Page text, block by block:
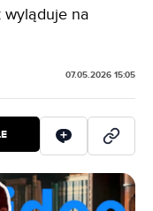
wyląduje na
07.05.2026 15:05